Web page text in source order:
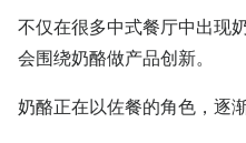
不仅在很多中式餐厅中出现
会围绕奶酪做产品创新。
奶酪正在以佐餐的角色，逐